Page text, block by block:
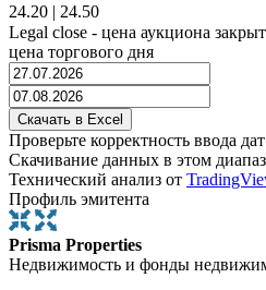
24.20 | 24.50
Legal close - цена аукциона
цена торгового дня
Проверьте корректность ввода дат
Скачивание данных в этом
Технический анализ от
Профиль эмитента
Prisma Properties
Недвижимость и фонды